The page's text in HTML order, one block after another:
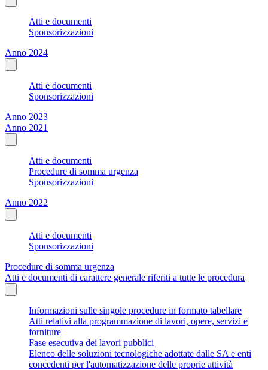
Atti e documenti
Sponsorizzazioni
Anno 2024
Atti e documenti
Sponsorizzazioni
Anno 2023
Anno 2021
Atti e documenti
Procedure di somma urgenza
Sponsorizzazioni
Anno 2022
Atti e documenti
Sponsorizzazioni
Procedure di somma urgenza
Atti e documenti di carattere generale riferiti a tutte le procedura
Informazioni sulle singole procedure in formato tabellare
Atti relativi alla programmazione di lavori, opere, servizi e
forniture
Fase esecutiva dei lavori pubblici
Elenco delle soluzioni tecnologiche adottate dalle SA e enti
concedenti per l'automatizzazione delle proprie attività